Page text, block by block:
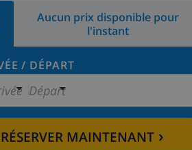
Aucun prix disponible pour
l'instant
/ DÉPART
Départ
RÉSERVER MAINTENANT›